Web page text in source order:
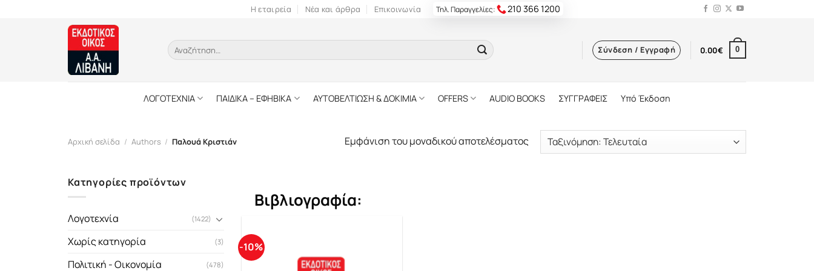
Η εταιρεία Νέα και άρθρα Επικοινωνία Τηλ. Παραγγελίες: 210 366 1200
Αναζήτηση
για:
Σύνδεση / Εγγραφή 0.00€ 0
ΛΟΓΟΤΕΧΝΙΑ ΠΑΙΔΙΚΑ – ΕΦΗΒΙΚΑ ΑΥΤΟΒΕΛΤΙΩΣΗ & ΔΟΚΙΜΙΑ OFFERS AUDIO BOOKS ΣΥΓΓΡΑΦΕΙΣ Υπό Έκδοση
Αρχική σελίδα / Authors / Παλουά Κριστιάν Εμφάνιση του μοναδικού αποτελέσματος
Κατηγορίες προϊόντων
Λογοτεχνία (1422)
Χωρίς κατηγορία (3)
Πολιτική - Οικονομία (478)
Βιβλιογραφία:
-10%